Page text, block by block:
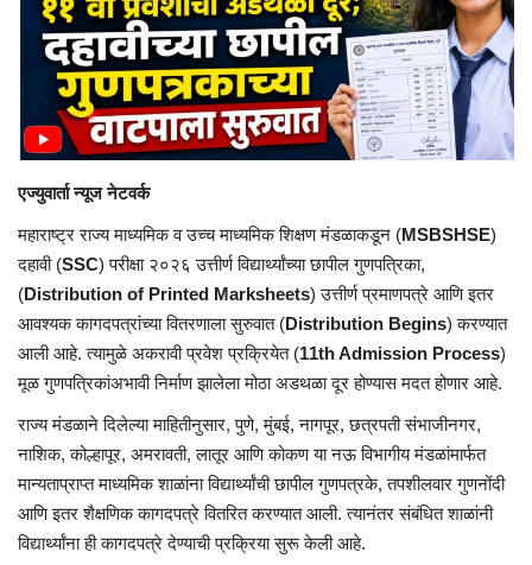
एज्युवार्ता न्यूज नेटवर्क
महाराष्ट्र राज्य माध्यमिक व उच्च माध्यमिक शिक्षण मंडळाकडून (MSBSHSE)
दहावी (SSC) परीक्षा २०२६ उत्तीर्ण विद्यार्थ्यांच्या छापील गुणपत्रिका,
(Distribution of Printed Marksheets) उत्तीर्ण प्रमाणपत्रे आणि इतर
आवश्यक कागदपत्रांच्या वितरणाला सुरुवात (Distribution Begins) करण्यात
आली आहे. त्यामुळे अकरावी प्रवेश प्रक्रियेत (11th Admission Process)
मूळ गुणपत्रिकांअभावी निर्माण झालेला मोठा अडथळा दूर होण्यास मदत होणार आहे.
राज्य मंडळाने दिलेल्या माहितीनुसार, पुणे, मुंबई, नागपूर, छत्रपती संभाजीनगर,
नाशिक, कोल्हापूर, अमरावती, लातूर आणि कोकण या नऊ विभागीय मंडळांमार्फत
मान्यताप्राप्त माध्यमिक शाळांना विद्यार्थ्यांची छापील गुणपत्रके, तपशीलवार गुणनोंदी
आणि इतर शैक्षणिक कागदपत्रे वितरित करण्यात आली. त्यानंतर संबंधित शाळांनी
विद्यार्थ्यांना ही कागदपत्रे देण्याची प्रक्रिया सुरू केली आहे.